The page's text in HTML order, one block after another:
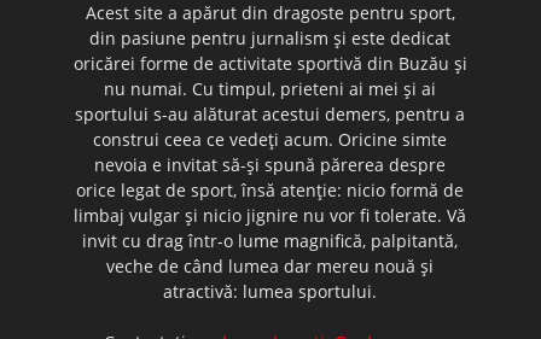
Acest site a apărut din dragoste pentru sport,
din pasiune pentru jurnalism şi este dedicat
oricărei forme de activitate sportivă din Buzău şi
nu numai. Cu timpul, prieteni ai mei şi ai
sportului s-au alăturat acestui demers, pentru a
construi ceea ce vedeţi acum. Oricine simte
nevoia e invitat să-şi spună părerea despre
orice legat de sport, însă atenţie: nicio formă de
limbaj vulgar şi nicio jignire nu vor fi tolerate. Vă
invit cu drag într-o lume magnifică, palpitantă,
veche de când lumea dar mereu nouă şi
atractivă: lumea sportului.